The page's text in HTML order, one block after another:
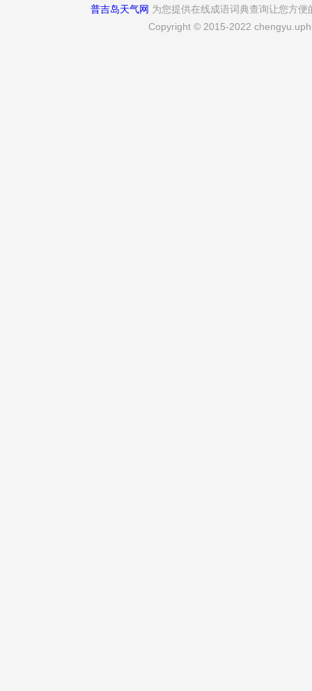
普吉岛天气网 为您提供在线成语词典查询让您方
Copyright © 2015-2022